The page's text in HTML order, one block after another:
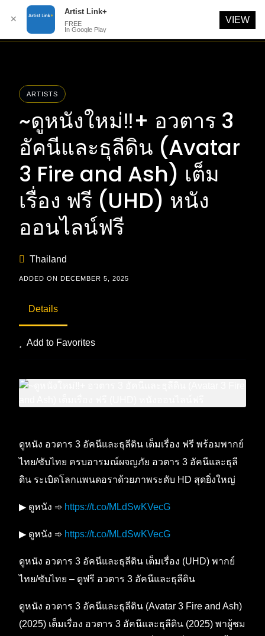
ARTISTS
~ดูหนังใหม่‼️+ อวตาร 3
อัคนีและธุลีดิน (Avatar
3 Fire and Ash) เต็ม
เรื่อง ฟรี (UHD) หนัง
ออนไลน์ฟรี
Thailand
ADDED ON DECEMBER 5, 2025
Details
Add to Favorites
ดูหนัง อวตาร 3 อัคนีและธุลีดิน เต็มเรื่อง ฟรี พร้อมพากย์
ไทย/ซับไทย ครบอารมณ์ผจญภัย อวตาร 3 อัคนีและธุลี
ดิน ระเบิดโลกแพนดอราด้วยภาพระดับ HD สุดยิ่งใหญ่
▶ ดูหนัง ➾ https://t.co/MLdSwKVecG
▶ ดูหนัง ➾ https://t.co/MLdSwKVecG
ดูหนัง อวตาร 3 อัคนีและธุลีดิน เต็มเรื่อง (UHD) พากย์
ไทย/ซับไทย – ดูฟรี อวตาร 3 อัคนีและธุลีดิน
ดูหนัง อวตาร 3 อัคนีและธุลีดิน (Avatar 3 Fire and Ash)
(2025) เต็มเรื่อง อวตาร 3 อัคนีและธุลีดิน (2025) พาผู้ชม
✕
Artist Link+
FREE
In Google Play
VIEW